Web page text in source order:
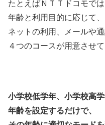
たとえばＮＴＴドコモでは
年齢と利用目的に応じて、
ネットの利用、メールや
４つのコースが用意させて
小学校低学年、小学校高
年齢を設定するだけで、